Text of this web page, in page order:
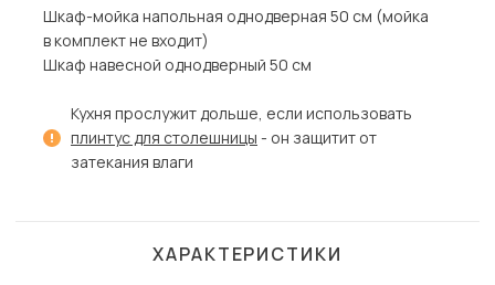
Шкаф-мойка напольная однодверная 50 см (мойка
в комплект не входит)
Шкаф навесной однодверный 50 см
Кухня прослужит дольше, если использовать
плинтус для столешницы - он защитит от
затекания влаги
ХАРАКТЕРИСТИКИ